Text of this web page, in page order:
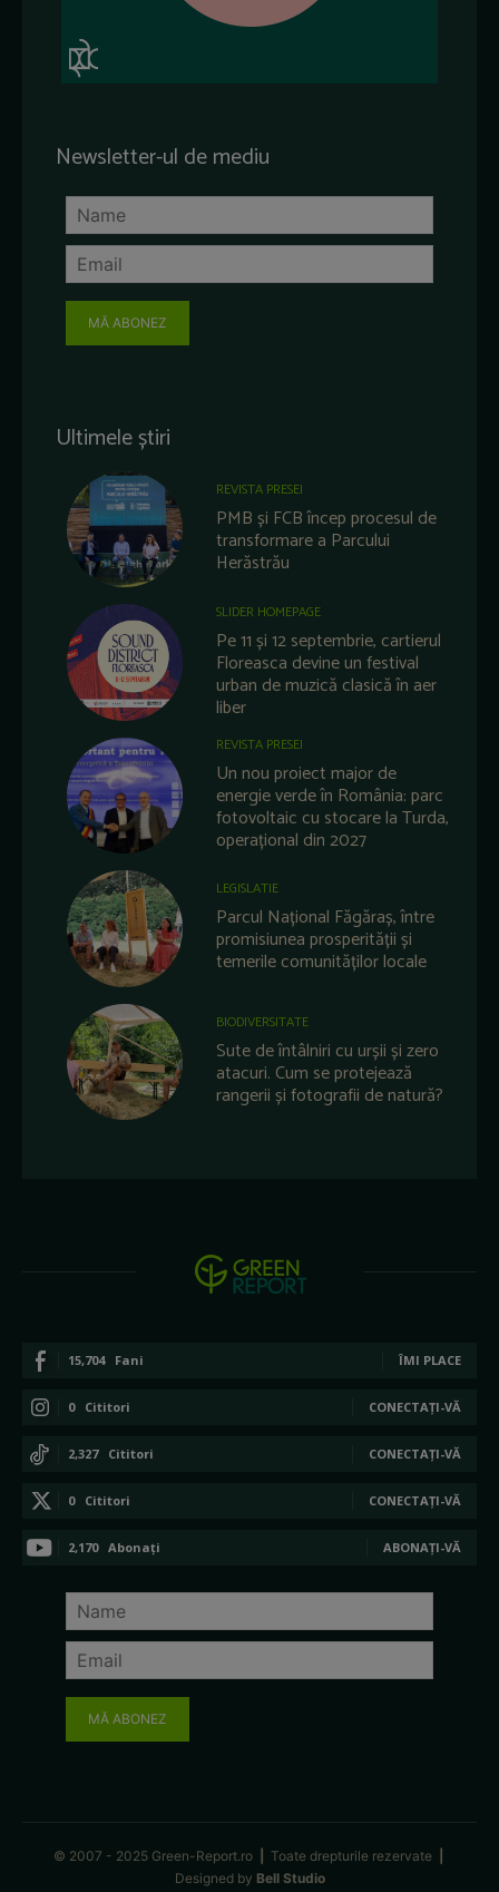
Newsletter-ul de mediu
MĂ ABONEZ
Ultimele știri
REVISTA PRESEI
PMB și FCB încep procesul de
transformare a Parcului
Herăstrău
SLIDER HOMEPAGE
Pe 11 și 12 septembrie, cartierul
Floreasca devine un festival
urban de muzică clasică în aer
liber
REVISTA PRESEI
Un nou proiect major de
energie verde în România: parc
fotovoltaic cu stocare la Turda,
operațional din 2027
LEGISLATIE
Parcul Național Făgăraș, între
promisiunea prosperității și
temerile comunităților locale
BIODIVERSITATE
Sute de întâlniri cu urșii și zero
atacuri. Cum se protejează
rangerii și fotografii de natură?
15,704 Fani ÎMI PLACE
0 Cititori CONECTAȚI-VĂ
2,327 Cititori CONECTAȚI-VĂ
0 Cititori CONECTAȚI-VĂ
2,170 Abonați ABONAȚI-VĂ
MĂ ABONEZ
© 2007 - 2025 Green-Report.ro Toate drepturile rezervate
Designed by Bell Studio